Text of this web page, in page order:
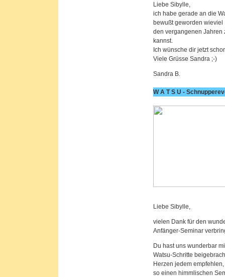
Liebe Sibylle,
ich habe gerade an die
bewußt geworden
den vergangenen Jahren
kannst.
Ich wünsche dir jetzt
Viele Grüsse Sandra ;-)
Sandra B.
W A T S U -
Liebe Sibylle,
vielen Dank für den
Anfänger-Seminar
Du hast uns wunderbar
Watsu-Schritte
Herzen jedem
so einen himmlischen